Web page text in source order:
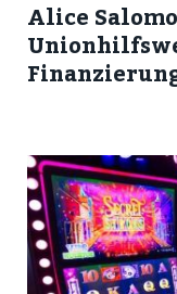
Alice